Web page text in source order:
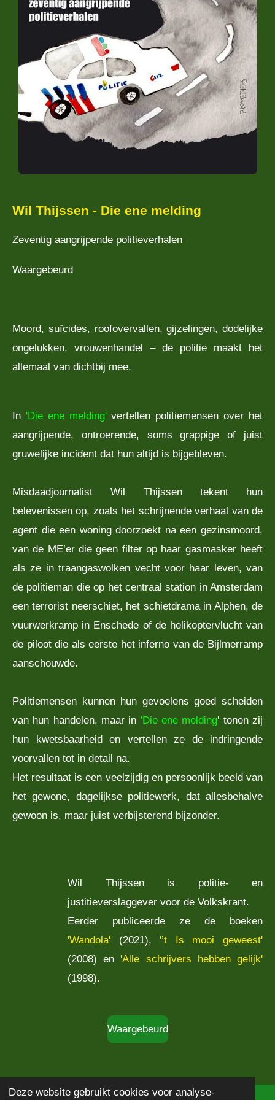
Deze website gebruikt cookies voor analyse-
Wil Thijssen - Die ene melding
Zeventig aangrijpende politieverhalen
Waargebeurd
Moord, suïcides, roofovervallen, gijzelingen, dodelijke
ongelukken, vrouwenhandel – de politie maakt het
allemaal van dichtbij mee.
In 'Die ene melding'vertellen politiemensen over het
aangrijpende, ontroerende, soms grappige of juist
gruwelijke incident dat hun altijd is bijgebleven.
Misdaadjournalist Wil Thijssen tekent hun
belevenissen op, zoals het schrijnende verhaal van de
agent die een woning doorzoekt na een gezinsmoord,
van de ME’er die geen filter op haar gasmasker heeft
als ze in traangaswolken vecht voor haar leven, van
de politieman die op het centraal station in Amsterdam
een terrorist neerschiet, het schietdrama in Alphen, de
vuurwerkramp in Enschede of de helikoptervlucht van
de piloot die als eerste het inferno van de Bijlmerramp
aanschouwde.
Politiemensen kunnen hun gevoelens goed scheiden
van hun handelen, maar in 'Die ene melding' tonen zij
hun kwetsbaarheid en vertellen ze de indringende
voorvallen tot in detail na.
Het resultaat is een veelzijdig en persoonlijk beeld van
het gewone, dagelijkse politiewerk, dat allesbehalve
gewoon is, maar juist verbijsterend bijzonder.
Wil Thijssen is politie- en
justitieverslaggever voor de Volkskrant.
Eerder publiceerde ze de boeken
'Wandola' (2021),'’t Is mooi geweest'
(2008) en'Alle schrijvers hebben gelijk'
(1998).
Waargebeurd